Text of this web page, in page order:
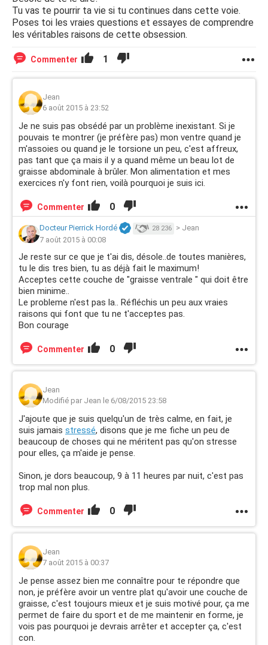
beaucoup de graisses, je ne peux pas m'en défaire, j'en ai
besoin. Pour le déjeuner et le diner, je me débrouille
comme il faut avec de bons aliments. Sinon, je mange une
pomme verte plus exactement.
Assez parlé de mon alimentation, en plus de ça, je fais du
sport tous les matins. J'ai vu sur un site que faire du sport
à jeun, donc le matin, en se réveillant, avant de petit
déjeuner, était mieux pour bruler de la graisse rapidement.
C'est pourquoi je fais 5 séries d'abdos tous les matins. Ce
que je veux dire par 5 séries, c'est que je fait des abdos
jusqu'a avoir besoin de m'arrêter, petite pause de 20
secondes puis je reprends, 5 fois. Ensuite, je fait 1 série
de pompe, le maximum que je puisse faire en 1 coup
(généralement 50). Ca, c'est ma nouvelle activité (depuis
2 semaines) car avant ça, je faisait 100 pompes (je
recommençais jusqu'à les faire), je soulevais 30 fois des
haltères avec chaque mains (12 kilos), je faisait un peu de
gainage (c'est chiant) et quelques abdos en mettant mes
mains derrière moi sur un objet et en baissant le bas de
mon corps. J'ai arrêté ça car à la base, c'était pour me
forger un peu les bras (qui sont plutôt minces mais y'a du
progrès) et un peu les abdos (qui sont pas mal). Etant
donné que je trouve que j'ai un peu trop de graisse
abdominale (un peu partout en fait mais surtout au
ventre), j'ai décidé de me concentrer la dessus, d'où les
fonctionne pas, je ne remarque aucun progrès malgré tous
pas pourquoi ça ne fonctionne pas...
Quelqu'un aurait-il une meilleure méthode que la mienne
pour brûler cette graisse ? J'ai une alimentation assez
bonne, je bois de l'eau quand j'y pense et je fais du sport
le matin avant de manger... Je préfère tout ce qui est à la
maison alors impossible de faire de la course à pied, du
cyclisme ou de la natation...
Merci pour toutes les futures réponses, je désespère !
N'hésitez pas à poser des questions, j'y répondrai ! Désolé
pour ce poste super long mais je lésine pas sur la
quantité, autant d'informations, ça devrait aider pour
pouvoir m'aider, je ne pars pas de 0 !
Tu vas te pourrir ta vie si tu continues dans cette voie.
Poses toi les vraies questions et essayes de comprendre
les véritables raisons de cette obsession.
Commenter 1
Jean
6 août 2015 à 23:52
Je ne suis pas obsédé par un problème inexistant. Si je
pouvais te montrer (je préfère pas) mon ventre quand je
m'assoies ou quand je le torsione un peu, c'est affreux,
pas tant que ça mais il y a quand même un beau lot de
graisse abdominale à brûler. Mon alimentation et mes
exercices n'y font rien, voilà pourquoi je suis ici.
Commenter 0
Docteur Pierrick Hordé 28 236 > Jean
7 août 2015 à 00:08
Je reste sur ce que je t'ai dis, désole..de toutes manières,
tu le dis tres bien, tu as déjà fait le maximum!
Acceptes cette couche de "graisse ventrale " qui doit être
bien minime..
Le probleme n'est pas la.. Réfléchis un peu aux vraies
raisons qui font que tu ne t'acceptes pas.
Bon courage
Commenter 0
Jean
Modifié par Jean le 6/08/2015 23:58
J'ajoute que je suis quelqu'un de très calme, en fait, je
suis jamais stressé, disons que je me fiche un peu de
beaucoup de choses qui ne méritent pas qu'on stresse
pour elles, ça m'aide je pense.
Sinon, je dors beaucoup, 9 à 11 heures par nuit, c'est pas
trop mal non plus.
Commenter 0
Jean
7 août 2015 à 00:37
Je pense assez bien me connaître pour te répondre que
non, je préfère avoir un ventre plat qu'avoir une couche de
graisse, c'est toujours mieux et je suis motivé pour, ça me
permet de faire du sport et de me maintenir en forme, je
vois pas pourquoi je devrais arrêter et accepter ça, c'est
con.